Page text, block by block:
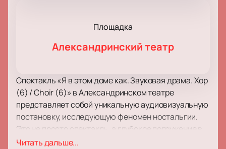
Площадка
Александринский театр
Спектакль «Я в этом доме как. Звуковая драма. Хор
(6) / Choir (6)» в Александринском театре
представляет собой уникальную аудиовизуальную
постановку, исследующую феномен ностальгии.
Это не просто спектакль, а глубокое погружение в
мир воспоминаний и переживаний, где зритель
Читать дальше...